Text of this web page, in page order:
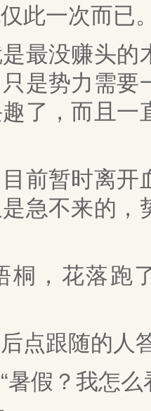
此一次而已
没赚头的
是势力需
了，而且
暂时离开
急不来的
，花落跑了
跟随的人答
假？我怎么